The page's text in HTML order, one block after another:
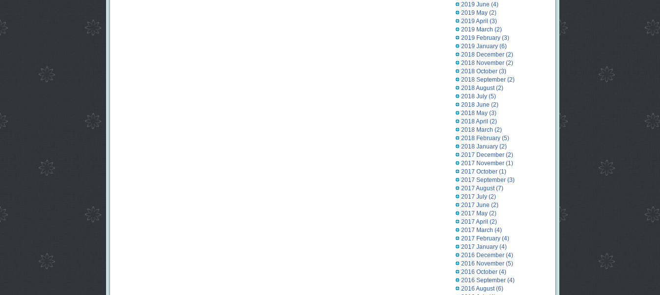
2019 June (4)
2019 May(2)
2019 April (3)
2019 March (2)
2019 February(3)
2019 January(6)
2018 December(2)
2018 November(2)
2018 October(3)
2018 September(2)
2018 August(2)
2018 July(5)
2018 June (2)
2018 May(3)
2018 April (2)
2018 March (2)
2018 February(5)
2018 January(2)
2017 December(2)
2017 November(1)
2017 October(1)
2017 September(3)
2017 August(7)
2017 July(2)
2017 June (2)
2017 May(2)
2017 April (2)
2017 March (4)
2017 February(4)
2017 January(4)
2016 December(4)
2016 November(5)
2016 October(4)
2016 September(4)
2016 August(6)